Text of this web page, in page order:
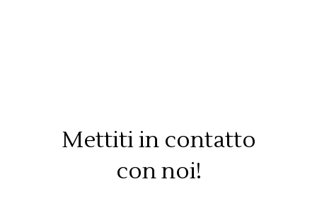
Mettiti in contatto
con noi!